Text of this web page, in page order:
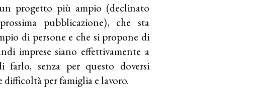
progetto più ampio (declinato
pubblicazione), che sta
di persone e che si propone di
imprese siano effettivamente a
senza per questo doversi
difficoltà per famiglia e lavoro.